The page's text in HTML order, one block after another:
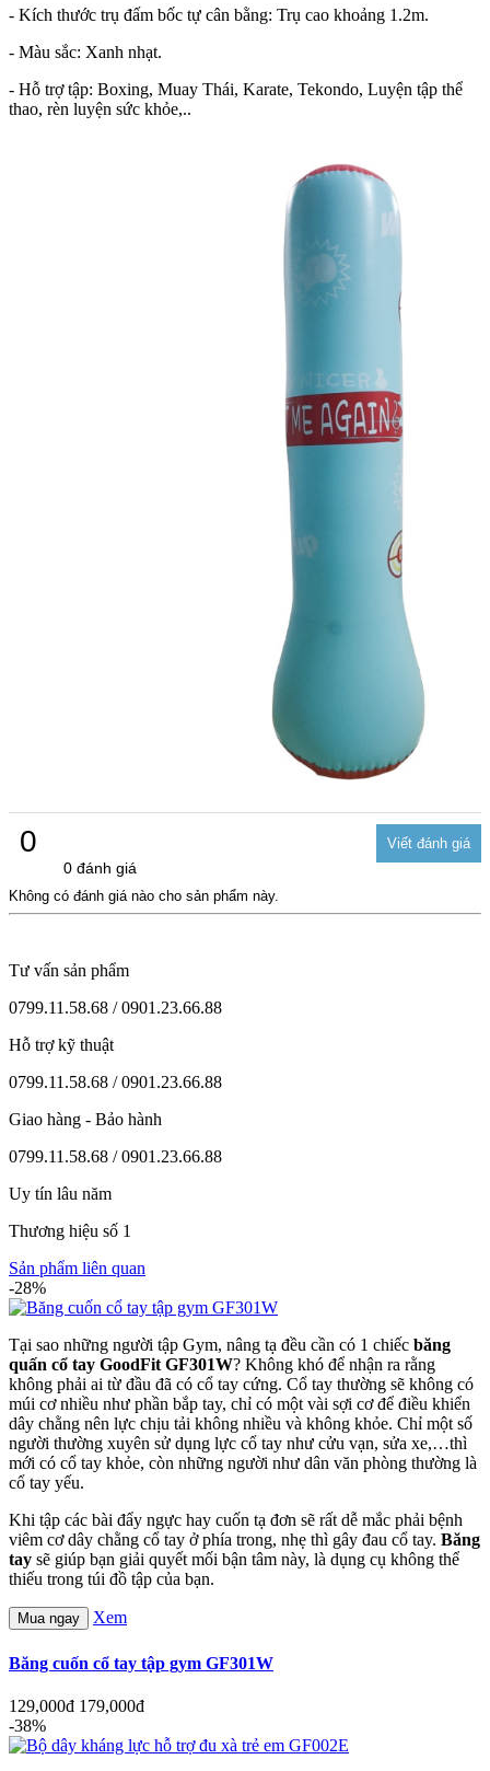
- Kích thước trụ đấm bốc tự cân bằng: Trụ cao khoảng 1.2m.
- Màu sắc: Xanh nhạt.
- Hỗ trợ tập: Boxing, Muay Thái, Karate, Tekondo, Luyện tập thể
thao, rèn luyện sức khỏe,..
0
0 đánh giá
Không có đánh giá nào cho sản phẩm này.
Tư vấn sản phẩm
0799.11.58.68 / 0901.23.66.88
Hỗ trợ kỹ thuật
0799.11.58.68 / 0901.23.66.88
Giao hàng - Bảo hành
0799.11.58.68 / 0901.23.66.88
Uy tín lâu năm
Thương hiệu số 1
Sản phẩm liên quan
-28%
Tại sao những người tập Gym, nâng tạ đều cần có 1 chiếc băng
quấn cổ tay GoodFit GF301W? Không khó để nhận ra rằng
không phải ai từ đầu đã có cổ tay cứng. Cổ tay thường sẽ không có
múi cơ nhiều như phần bắp tay, chỉ có một vài sợi cơ để điều khiển
dây chằng nên lực chịu tải không nhiều và không khỏe. Chỉ một số
người thường xuyên sử dụng lực cổ tay như cửu vạn, sửa xe,…thì
mới có cổ tay khỏe, còn những người như dân văn phòng thường là
cổ tay yếu.
Khi tập các bài đẩy ngực hay cuốn tạ đơn sẽ rất dễ mắc phải bệnh
viêm cơ dây chằng cổ tay ở phía trong, nhẹ thì gây đau cổ tay. Băng
tay sẽ giúp bạn giải quyết mối bận tâm này, là dụng cụ không thể
thiếu trong túi đồ tập của bạn.
Mua ngay Xem
Băng cuốn cổ tay tập gym GF301W
129,000đ 179,000đ
-38%